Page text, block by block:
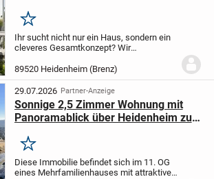
Merken
Ihr sucht nicht nur ein Haus, sondern ein
cleveres Gesamtkonzept? Wir
und bieten unseren Kunden daher ein
intelligent konfiguriertes Haus.
Angefangen von der...
89520 Heidenheim (Brenz)
29.07.2026 Partner-Anzeige
Sonnige 2,5 Zimmer Wohnung mit
Panoramablick über Heidenheim zu
Merken
Diese Immobilie befindet sich im 11. OG
eines Mehrfamilienhauses mit attraktiver,